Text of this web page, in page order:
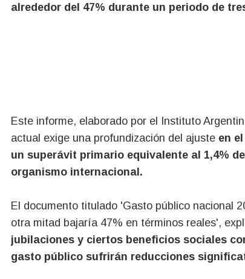
alrededor del 47% durante un periodo de
Este informe, elaborado por el Instituto
actual exige una profundización del ajuste en
un superávit primario equivalente al 1,4%
organismo internacional.
El documento titulado 'Gasto público nacional
otra mitad bajaría 47% en términos reales',
jubilaciones y ciertos beneficios sociales
gasto público sufrirán reducciones